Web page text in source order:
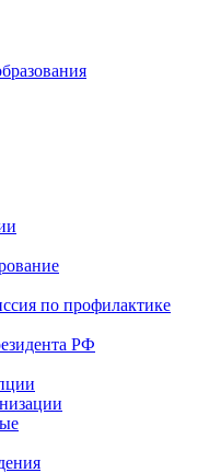
по профилактике
РФ